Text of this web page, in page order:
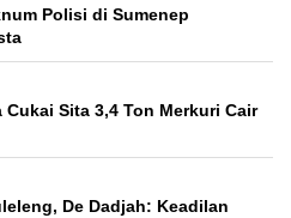
Polisi di Sumenep
Sita 3,4 Ton Merkuri Cair
De Dadjah: Keadilan